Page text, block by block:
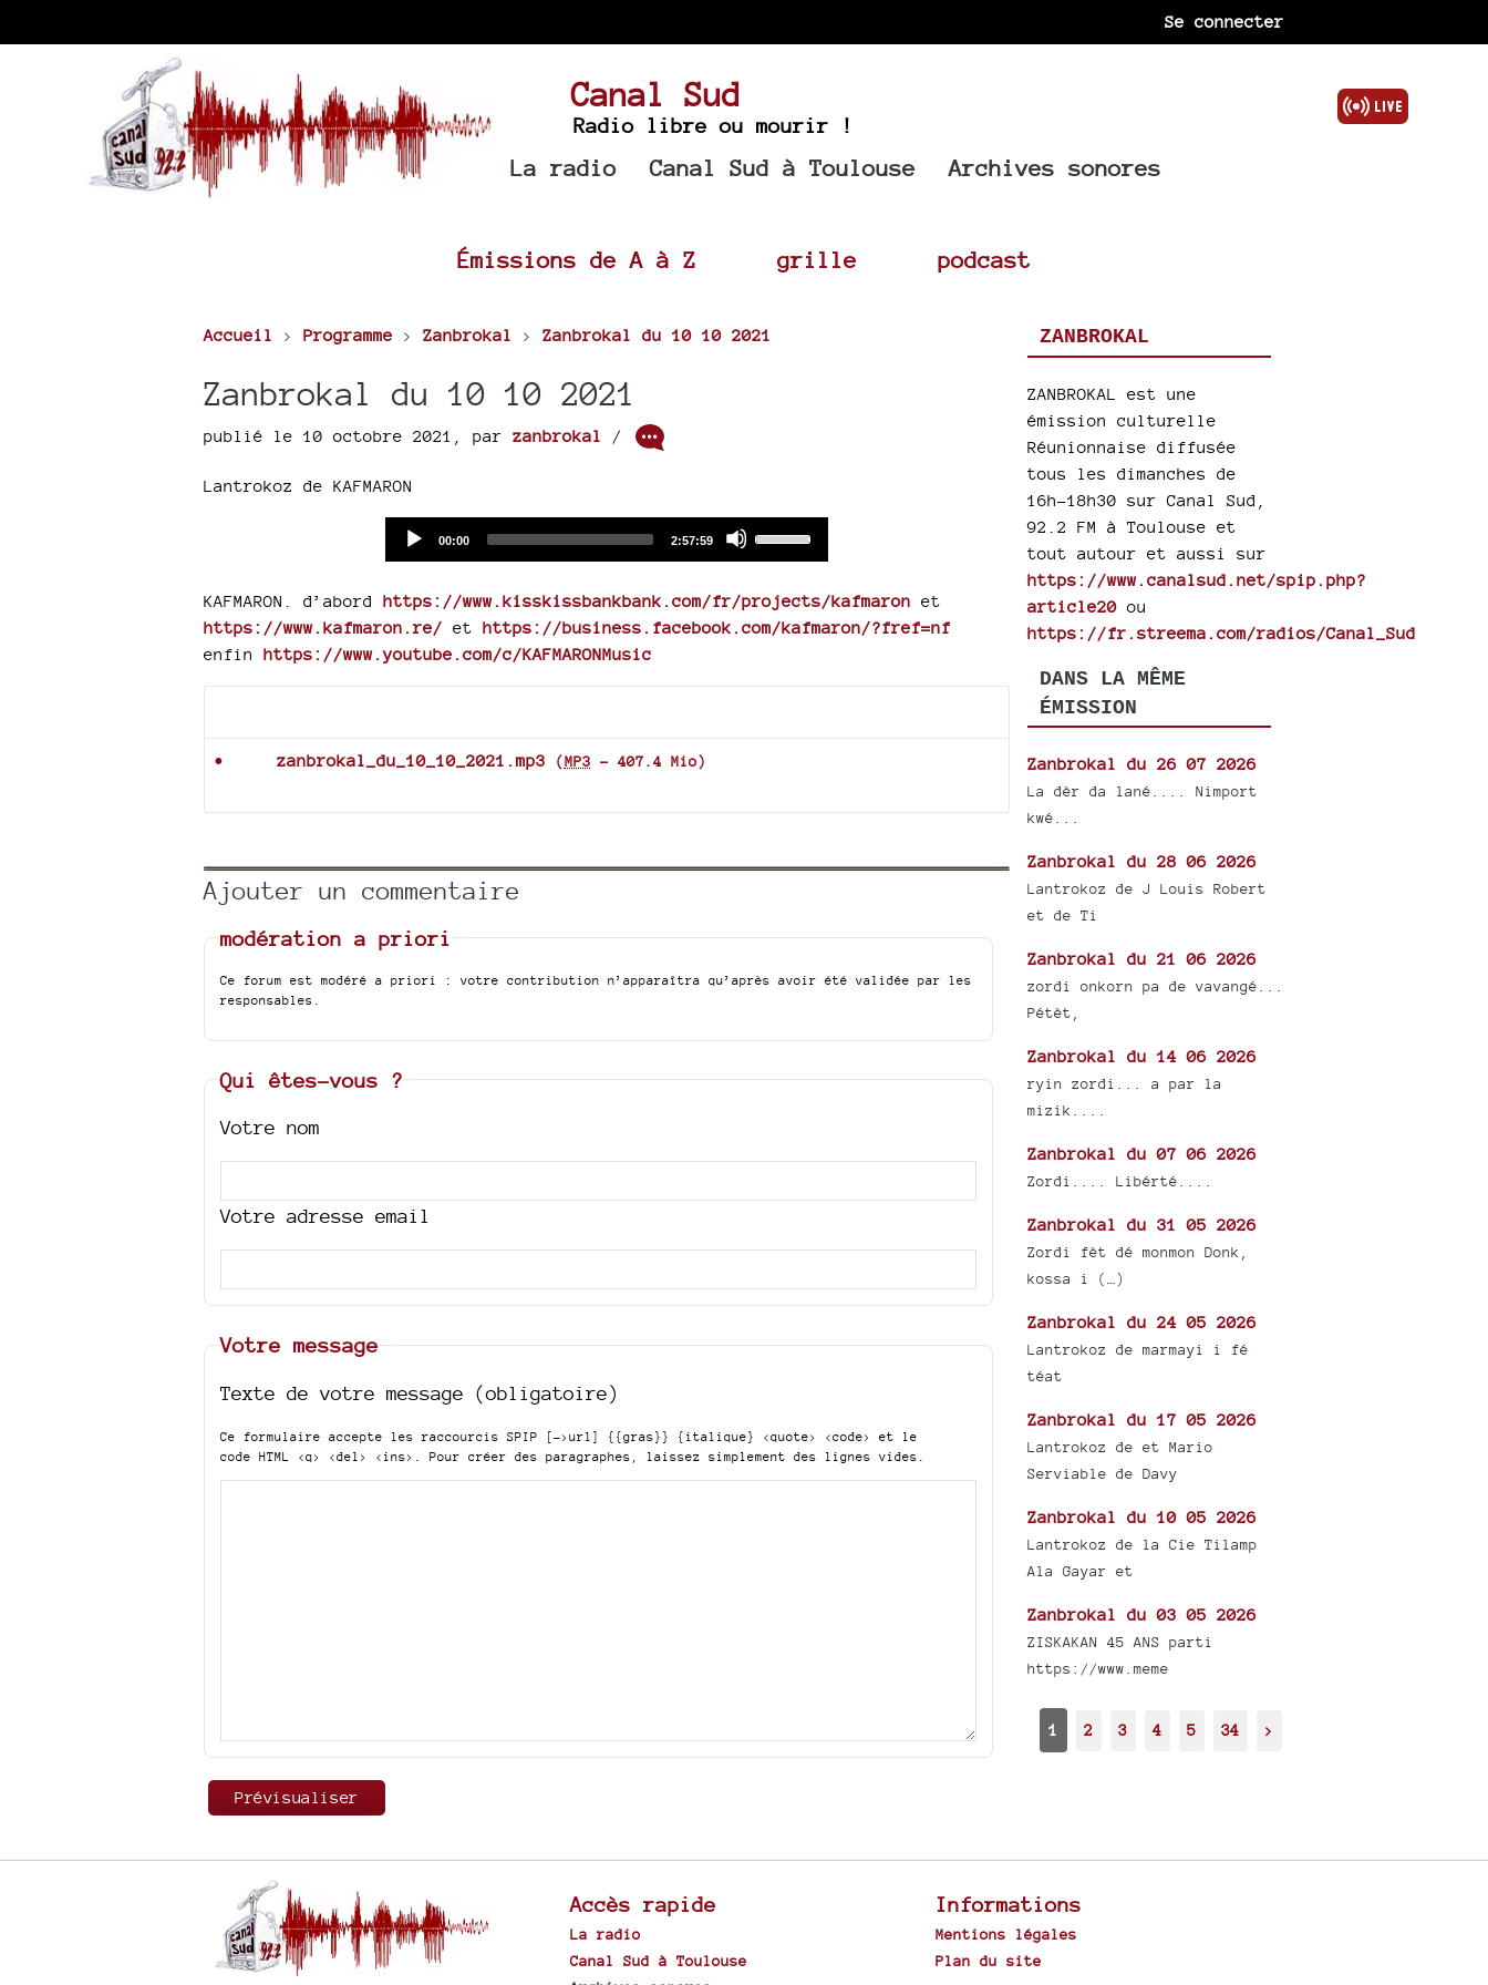
Se connecter
Canal Sud
Radio libre ou mourir !
La radio Canal Sud à Toulouse Archives sonores
Émissions de A à Z grille podcast
Accueil > Programme > Zanbrokal > Zanbrokal du 10 10 2021
Zanbrokal du 10 10 2021
publié le 10 octobre 2021 par zanbrokal /
Lantrokoz de KAFMARON
Current
00:00
Total
2:57:59
keys
to
or
volume.
KAFMARON. d’abord https://www.kisskissbankbank.com/fr/projects/kafmaron et
https://www.kafmaron.re/ et https://business.facebook.com/kafmaron/?fref=nf
enfin https://www.youtube.com/c/KAFMARONMusic
zanbrokal_du_10_10_2021.mp3 (MP3 - 407.4 Mio)
Ajouter un commentaire
modération a priori
Ce forum est modéré a priori : votre contribution n’apparaîtra qu’après avoir été validée par les
responsables.
Qui êtes-vous ?
Votre nom
Votre adresse email
Votre message
Texte de votre message (obligatoire)
Ce formulaire accepte les raccourcis SPIP [->url] {{gras}} {italique} <quote> <code>
et le
code HTML <q> <del> <ins> . Pour créer des paragraphes, laissez simplement des lignes vides.
ZANBROKAL
ZANBROKAL est une
émission culturelle
Réunionnaise diffusée
tous les dimanches de
16h-18h30 sur Canal Sud,
92.2 FM à Toulouse et
tout autour et aussi sur
https://www.canalsud.net/spip.php?
article20 ou
https://fr.streema.com/radios/Canal_Sud
DANS LA MÊME
ÉMISSION
Zanbrokal du 26 07 2026
La dèr da lané.... Nimport
kwé...
Zanbrokal du 28 06 2026
Lantrokoz de J Louis Robert
et de Ti
Zanbrokal du 21 06 2026
zordi onkorn pa de vavangé...
Pétèt,
Zanbrokal du 14 06 2026
ryin zordi... a par la
mizik....
Zanbrokal du 07 06 2026
Zordi.... Libérté....
Zanbrokal du 31 05 2026
Zordi fèt dé monmon Donk,
kossa i (…)
Zanbrokal du 24 05 2026
Lantrokoz de marmayi i fé
téat
Zanbrokal du 17 05 2026
Lantrokoz de et Mario
Serviable de Davy
Zanbrokal du 10 05 2026
Lantrokoz de la Cie Tilamp
Ala Gayar et
Zanbrokal du 03 05 2026
ZISKAKAN 45 ANS parti
https://www.meme
1 2 3 4 5 34 >
Accès rapide
La radio
Canal Sud à Toulouse
Informations
Mentions légales
Plan du site